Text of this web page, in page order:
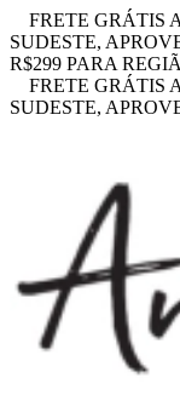
FRETE GRÁTIS
SUDESTE,
R$299 PARA
FRETE GRÁTIS
SUDESTE,